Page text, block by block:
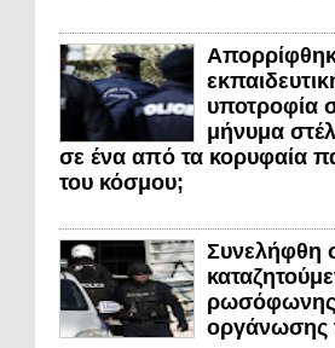
υποτροφία
μήνυμα
σε ένα από τα κορυφαία
του κόσμου;
Συνελήφθη
ρωσόφωνης
οργάνωσης